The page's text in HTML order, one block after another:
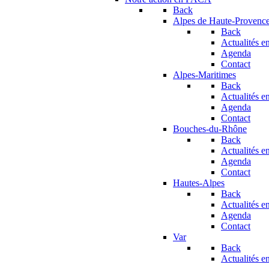
Back
Alpes de Haute-
Back
Actualités
Agenda
Contact
Alpes-Maritimes
Back
Actualités
Agenda
Contact
Bouches-du-Rhône
Back
Actualités
Agenda
Contact
Hautes-Alpes
Back
Actualités
Agenda
Contact
Var
Back
Actualités